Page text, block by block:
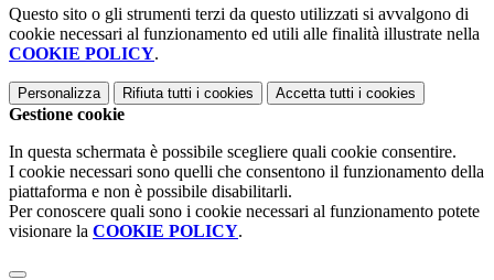
Questo sito o gli strumenti terzi da questo utilizzati si avvalgono di
cookie necessari al funzionamento ed utili alle finalità illustrate nella
COOKIE POLICY.
Personalizza Rifiuta tutti i cookies Accetta tutti i cookies
Gestione cookie
In questa schermata è possibile scegliere quali cookie consentire.
I cookie necessari sono quelli che consentono il funzionamento della
piattaforma e non è possibile disabilitarli.
Per conoscere quali sono i cookie necessari al funzionamento potete
visionare la COOKIE POLICY.